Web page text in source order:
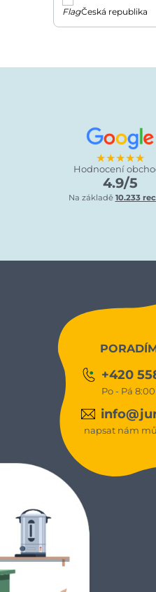
Česká republika
★★★★★
Hodnocení
4.9/5
Na základě 10.233
+420
Po - Pá
napsat nám